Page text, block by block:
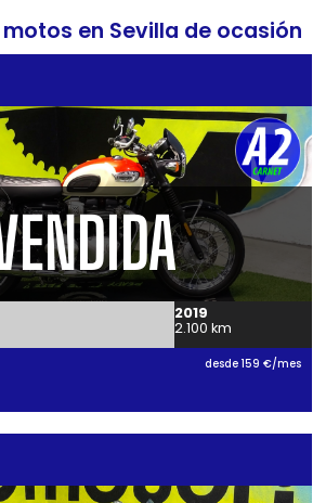
en Sevilla de ocasión
2019
2.100 km
desde 159 €/mes